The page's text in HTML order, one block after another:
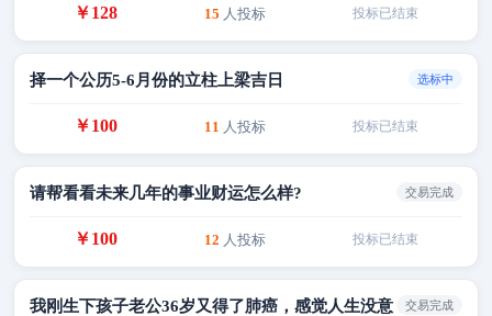
￥128 15 人投标 投标已结束
择一个公历5-6月份的立柱上梁吉日 选标中
￥100 11 人投标 投标已结束
请帮看看未来几年的事业财运怎么样? 交易完成
￥100 12 人投标 投标已结束
我刚生下孩子老公36岁又得了肺癌，感觉人生没意
交易完成